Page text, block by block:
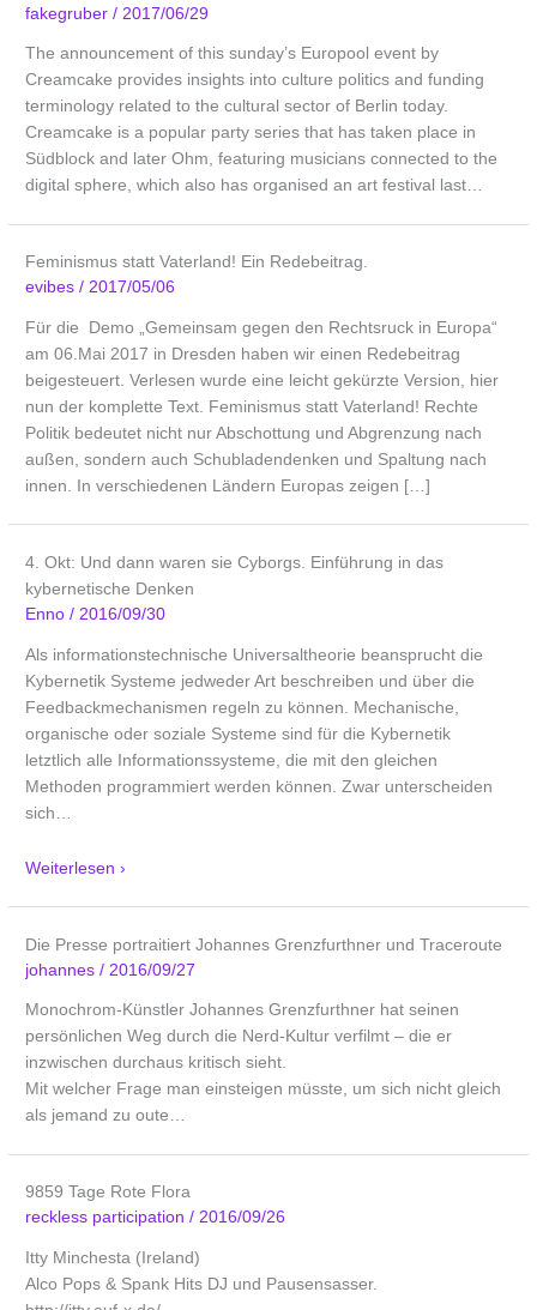
fakegruber/ 2017/06/29
The announcement of this sunday’s Europool event by
Creamcake provides insights into culture politics and funding
terminology related to the cultural sector of Berlin today.
Creamcake is a popular party series that has taken place in
Südblock and later Ohm, featuring musicians connected to the
digital sphere, which also has organised an art festival last…
Feminismus statt Vaterland! Ein Redebeitrag.
evibes/2017/05/06
Für die Demo „Gemeinsam gegen den Rechtsruck in Europa“
am 06.Mai 2017 in Dresden haben wir einen Redebeitrag
beigesteuert. Verlesen wurde eine leicht gekürzte Version, hier
nun der komplette Text. Feminismus statt Vaterland! Rechte
Politik bedeutet nicht nur Abschottung und Abgrenzung nach
außen, sondern auch Schubladendenken und Spaltung nach
innen. In verschiedenen Ländern Europas zeigen […]
4. Okt: Und dann waren sie Cyborgs. Einführung in das
kybernetische Denken
Enno/ 2016/09/30
Als informationstechnische Universaltheorie beansprucht die
Kybernetik Systeme jedweder Art beschreiben und über die
Feedbackmechanismen regeln zu können. Mechanische,
organische oder soziale Systeme sind für die Kybernetik
letztlich alle Informationssysteme, die mit den gleichen
Methoden programmiert werden können. Zwar unterscheiden
sich
Weiterlesen ›
Die Presse portraitiert Johannes Grenzfurthner und Traceroute
johannes/ 2016/09/27
Monochrom-Künstler Johannes Grenzfurthner hat seinen
persönlichen Weg durch die Nerd-Kultur verfilmt – die er
inzwischen durchaus kritisch sieht.
Mit welcher Frage man einsteigen müsste, um sich nicht gleich
als jemand zu oute…
9859 Tage Rote Flora
reckless participation/2016/09/26
Itty Minchesta (Ireland)
Alco Pops & Spank Hits DJ und Pausensasser.